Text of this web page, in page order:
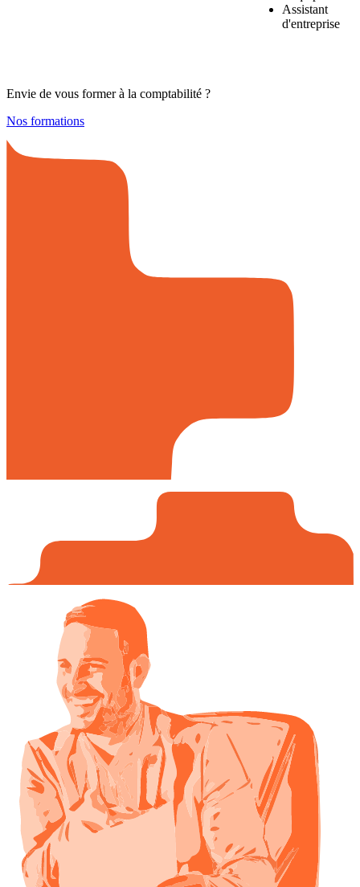
Assistant
d'entreprise
Envie de vous former à la comptabilité ?
Nos formations